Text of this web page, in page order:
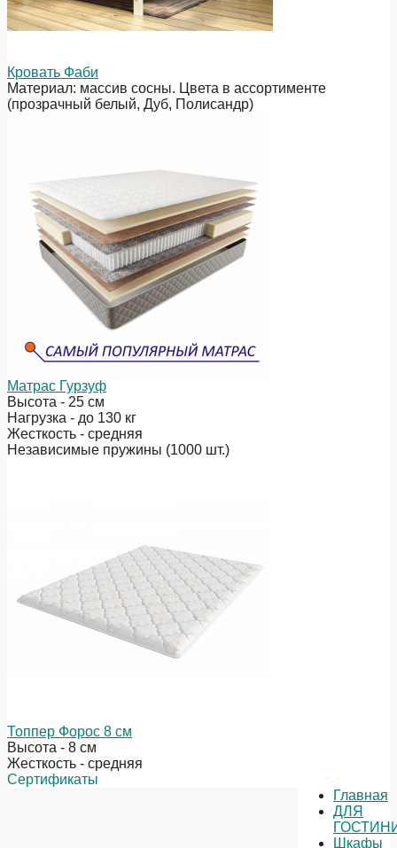
Кровать Фаби
Материал: массив сосны. Цвета в ассортименте
(прозрачный белый, Дуб, Полисандр)
Матрас Гурзуф
Высота - 25 см
Нагрузка - до 130 кг
Жесткость - средняя
Независимые пружины (1000 шт.)
Топпер Форос 8 см
Высота - 8 см
Жесткость - средняя
Сертификаты
Главная
ДЛЯ
Шкафы